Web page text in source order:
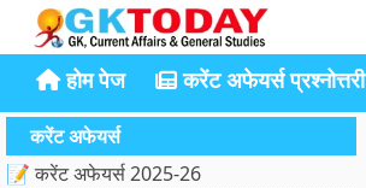
होम पेज करेंट अफेयर्स प्रश्नोत्तरी
करेंट अफेयर्स
📝 करेंट अफेयर्स 2025-26